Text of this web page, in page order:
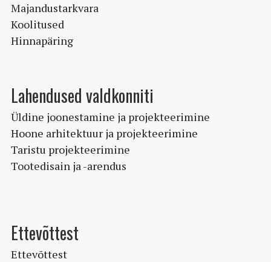
Majandustarkvara
Koolitused
Hinnapäring
Lahendused valdkonniti
Üldine joonestamine ja projekteerimine
Hoone arhitektuur ja projekteerimine
Taristu projekteerimine
Tootedisain ja -arendus
Ettevõttest
Ettevõttest